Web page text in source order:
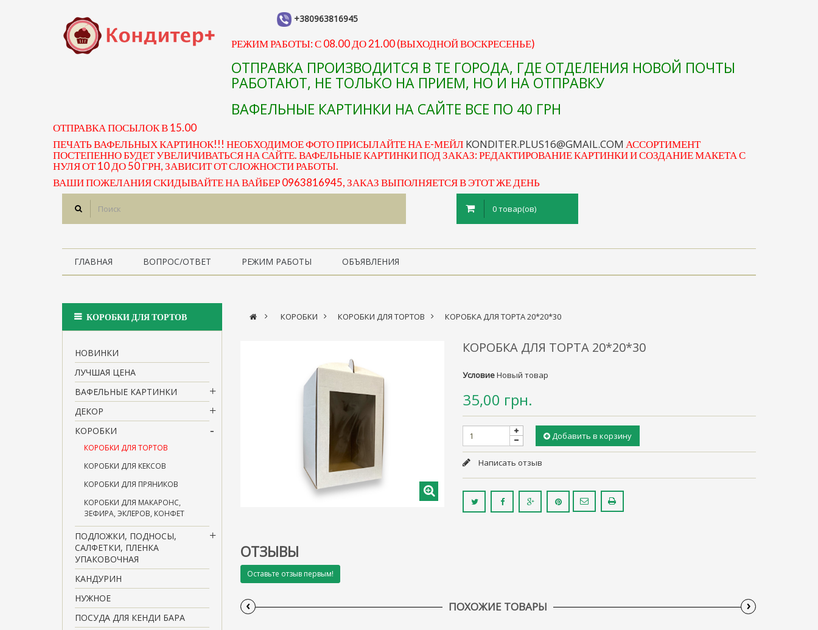
+380963816945
РЕЖИМ РАБОТЫ: С 08.00 ДО 21.00 (ВЫХОДНОЙ ВОСКРЕСЕНЬЕ)
ОТПРАВКА ПРОИЗВОДИТСЯ В ТЕ ГОРОДА, ГДЕ ОТДЕЛЕНИЯ НОВОЙ ПОЧТЫ
РАБОТАЮТ, НЕ ТОЛЬКО НА ПРИЕМ, НО И НА ОТПРАВКУ
ВАФЕЛЬНЫЕ КАРТИНКИ НА САЙТЕ ВСЕ ПО 40 ГРН
ОТПРАВКА ПОСЫЛОК В 15.00
ПЕЧАТЬ ВАФЕЛЬНЫХ КАРТИНОК!!! НЕОБХОДИМОЕ ФОТО ПРИСЫЛАЙТЕ НА Е-МЕЙЛ KONDITER.PLUS16@GMAIL.COM АССОРТИМЕНТ
ПОСТЕПЕННО БУДЕТ УВЕЛИЧИВАТЬСЯ НА САЙТЕ. ВАФЕЛЬНЫЕ КАРТИНКИ ПОД ЗАКАЗ: РЕДАКТИРОВАНИЕ КАРТИНКИ И СОЗДАНИЕ МАКЕТА С
НУЛЯ ОТ 10 ДО 50 ГРН, ЗАВИСИТ ОТ СЛОЖНОСТИ РАБОТЫ.
ВАШИ ПОЖЕЛАНИЯ СКИДЫВАЙТЕ НА ВАЙБЕР 0963816945, ЗАКАЗ ВЫПОЛНЯЕТСЯ В ЭТОТ ЖЕ ДЕНЬ
0 товар(ов)
ГЛАВНАЯ ВОПРОС/ОТВЕТ РЕЖИМ РАБОТЫ ОБЪЯВЛЕНИЯ
КОРОБКИ ДЛЯ ТОРТОВ
НОВИНКИ
ЛУЧШАЯ ЦЕНА
ВАФЕЛЬНЫЕ КАРТИНКИ
ДЕКОР
КОРОБКИ
КОРОБКИ ДЛЯ ТОРТОВ
КОРОБКИ ДЛЯ КЕКСОВ
КОРОБКИ ДЛЯ ПРЯНИКОВ
КОРОБКИ ДЛЯ МАКАРОНС,
ЗЕФИРА, ЭКЛЕРОВ, КОНФЕТ
ПОДЛОЖКИ, ПОДНОСЫ,
САЛФЕТКИ, ПЛЕНКА
УПАКОВОЧНАЯ
КАНДУРИН
НУЖНОЕ
ПОСУДА ДЛЯ КЕНДИ БАРА
> КОРОБКИ > КОРОБКИ ДЛЯ ТОРТОВ > КОРОБКА ДЛЯ ТОРТА 20*20*30
КОРОБКА ДЛЯ ТОРТА 20*20*30
УсловиеНовый товар
35,00 грн.
Добавить в корзину
Написать отзыв
ОТЗЫВЫ
Оставьте отзыв первым!
ПОХОЖИЕ ТОВАРЫ
‹ ›